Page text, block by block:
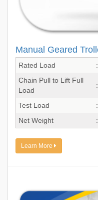
Manual Geared
Rated Load
Chain Pull to Lift Full
Load
Test Load
Net Weight
Learn More